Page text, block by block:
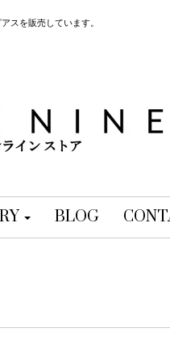
スを販売しています。
BLOG